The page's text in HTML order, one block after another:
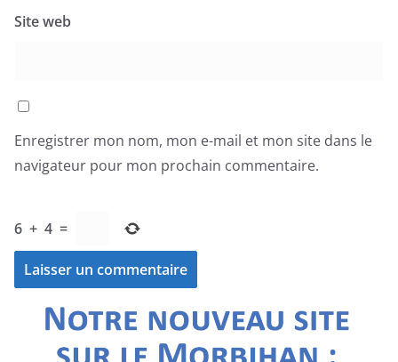
Site web
Enregistrer mon nom, mon e-mail et mon site dans le
navigateur pour mon prochain commentaire.
6 + 4 =